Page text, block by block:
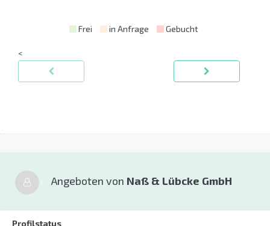
Frei in Anfrage Gebucht
<
Angeboten von Naß & Lübcke GmbH
Profilstatus